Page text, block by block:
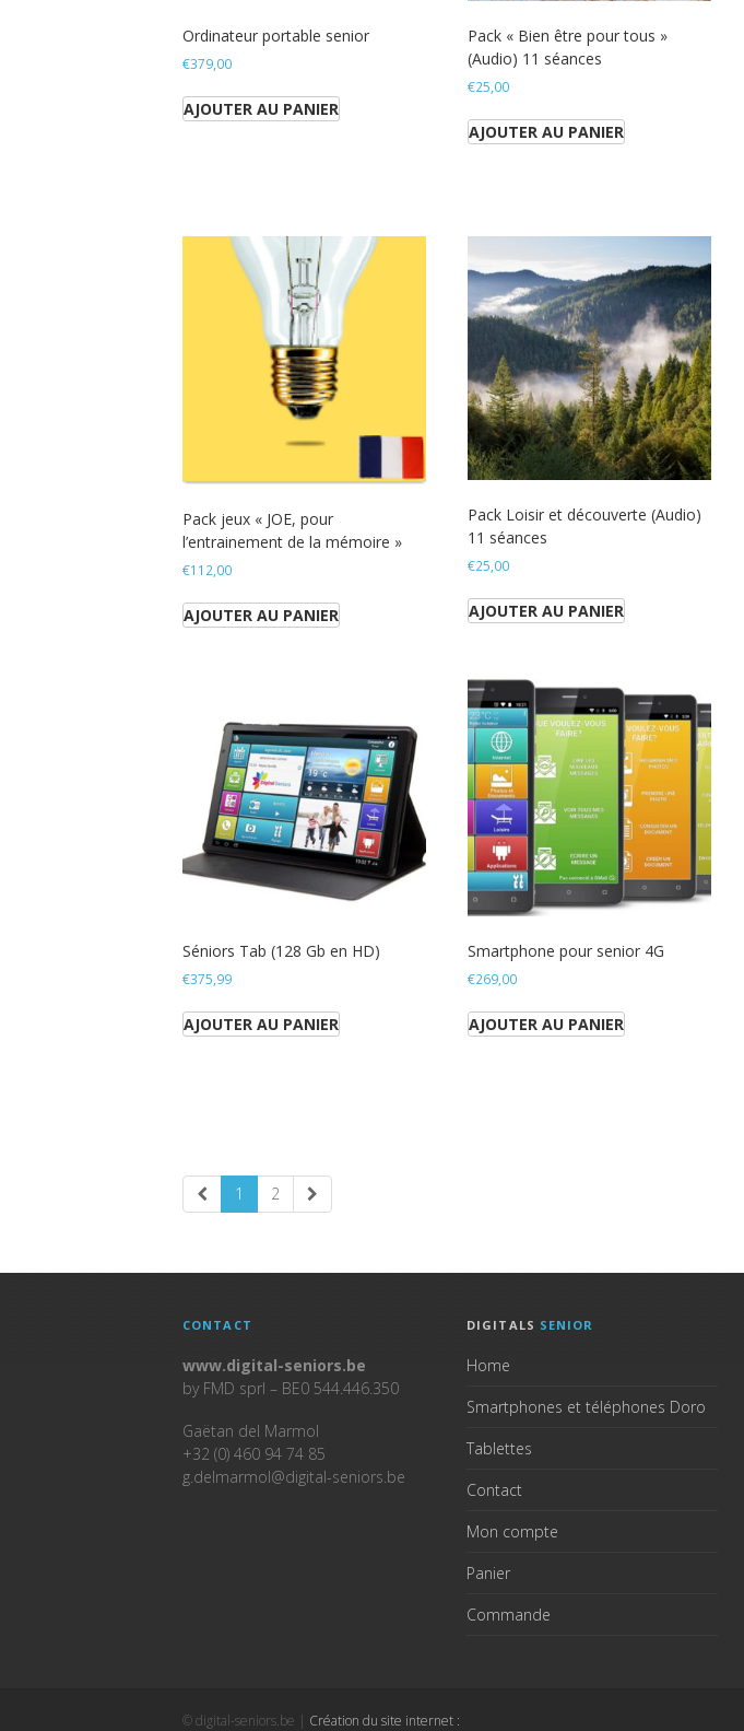
Ordinateur portable senior
€379,00
AJOUTER AU PANIER
Pack « Bien être pour tous »
(Audio) 11 séances
€25,00
AJOUTER AU PANIER
Pack jeux « JOE, pour
l’entrainement de la mémoire »
€112,00
AJOUTER AU PANIER
Pack Loisir et découverte (Audio)
11 séances
€25,00
AJOUTER AU PANIER
Séniors Tab (128 Gb en HD)
€375,99
AJOUTER AU PANIER
Smartphone pour senior 4G
€269,00
AJOUTER AU PANIER
1 2
CONTACT
www.digital-seniors.be
by FMD sprl – BE0 544.446.350
Gaëtan del Marmol
+32 (0) 460 94 74 85
g.delmarmol@digital-seniors.be
DIGITALS SENIOR
Home
Smartphones et téléphones Doro
Tablettes
Contact
Mon compte
Panier
Commande
© digital-seniors.be | Création du site internet :